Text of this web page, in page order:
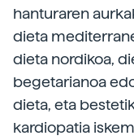
hanturaren
dieta
dieta nordikoa,
begetarianoa
dieta, eta
kardiopatia